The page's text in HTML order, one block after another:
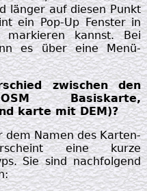
länger auf diesen Punkt
ein Pop-Up Fenster in
kannst. Bei
es über eine Menü-
zwischen den
Basiskarte,
karte mit DEM)?
dem Namen des Karten-
eine kurze
Sie sind nachfolgend